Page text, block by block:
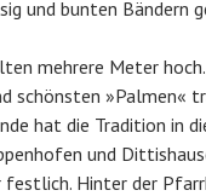
und bunten
mehrere Meter
schönsten »Palmen«
hat die Tradition in
und
Hinter der